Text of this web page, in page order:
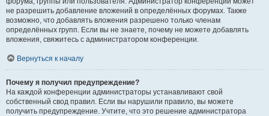
не разрешить добавление вложений в определённых форумах. Также
возможно, что добавлять вложения разрешено только членам
определённых групп. Если вы не знаете, почему не можете добавлять
вложения, свяжитесь с администратором конференции.
Вернуться к началу
Почему я получил предупреждение?
На каждой конференции администраторы устанавливают свой
собственный свод правил. Если вы нарушили правило, вы можете
получить предупреждение. Учтите, что это решение администратора